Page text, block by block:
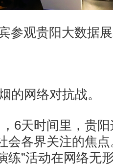
参观贵阳大数据
的网络对抗战。
6天时间里，贵
会各界关注的焦点
练”活动在网络无